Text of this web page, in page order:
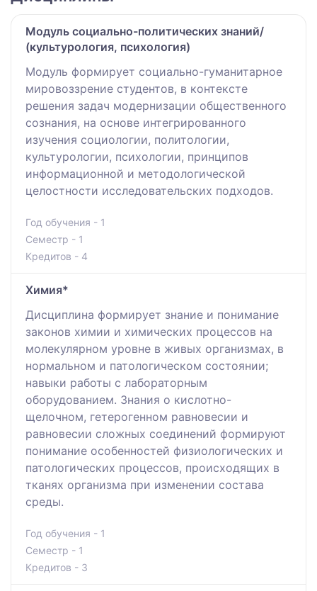
Модуль социально-политических знаний/
(культурология, психология)
Модуль формирует социально-гуманитарное
мировоззрение студентов, в контексте
решения задач модернизации общественного
сознания, на основе интегрированного
изучения социологии, политологии,
культурологии, психологии, принципов
информационной и методологической
целостности исследовательских подходов.
Год обучения - 1
Семестр - 1
Кредитов - 4
Химия*
Дисциплина формирует знание и понимание
законов химии и химических процессов на
молекулярном уровне в живых организмах, в
нормальном и патологическом состоянии;
навыки работы с лабораторным
оборудованием. Знания о кислотно-
щелочном, гетерогенном равновесии и
равновесии сложных соединений формируют
понимание особенностей физиологических и
патологических процессов, происходящих в
тканях организма при изменении состава
среды.
Год обучения - 1
Семестр - 1
Кредитов - 3